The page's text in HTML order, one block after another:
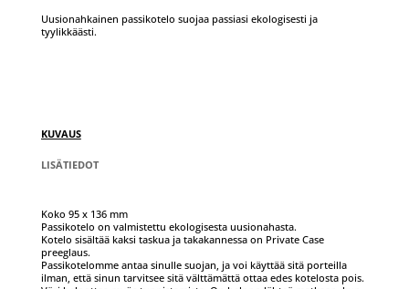
Uusionahkainen passikotelo suojaa passiasi ekologisesti ja
tyylikkäästi.
KUVAUS
LISÄTIEDOT
Koko 95 x 136 mm
Passikotelo on valmistettu ekologisesta uusionahasta.
Kotelo sisältää kaksi taskua ja takakannessa on Private Case
preeglaus.
Passikotelomme antaa sinulle suojan, ja voi käyttää sitä porteilla
ilman, että sinun tarvitsee sitä välttämättä ottaa edes kotelosta pois.